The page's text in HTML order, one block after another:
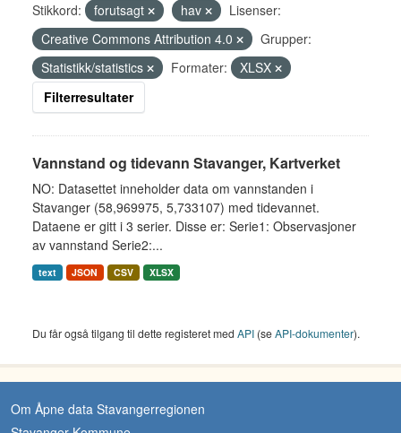
Stikkord: forutsagt hav
Lisenser:
Creative Commons Attribution 4.0
Grupper:
Statistikk/statistics
Formater:
XLSX
Filterresultater
Vannstand og tidevann Stavanger, Kartverket
NO: Datasettet inneholder data om vannstanden i
Stavanger (58,969975, 5,733107) med tidevannet.
Dataene er gitt i 3 serier. Disse er: Serie1: Observasjoner
av vannstand Serie2:...
text JSON CSV XLSX
Du får også tilgang til dette registeret med API (seAPI-dokumenter).
Om Åpne data Stavangerregionen